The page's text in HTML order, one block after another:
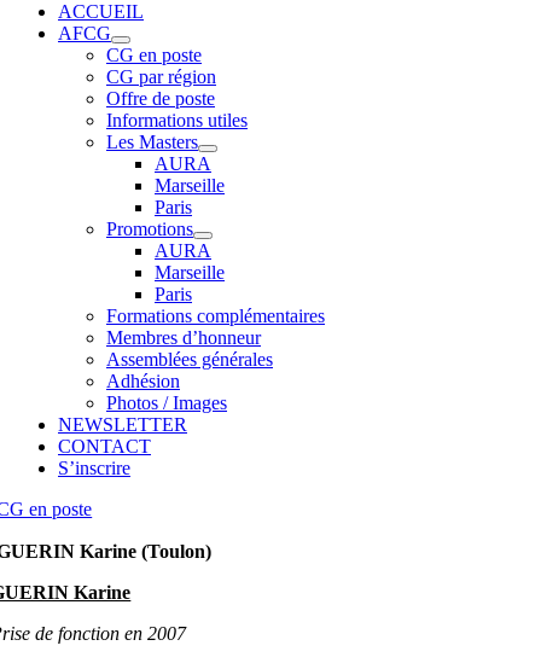
ACCUEIL
AFCG
CG en poste
CG par région
Offre de poste
Informations utiles
Les Masters
AURA
Marseille
Paris
Promotions
AURA
Marseille
Paris
Formations complémentaires
Membres d’honneur
Assemblées générales
Adhésion
Photos / Images
NEWSLETTER
CONTACT
S’inscrire
en poste
Karine (Toulon)
Karine
de fonction en 2007